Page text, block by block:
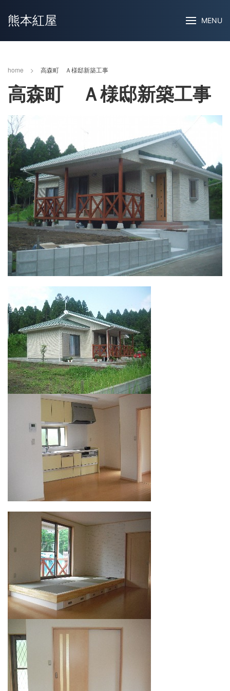
熊本紅屋 MENU
home > 高森町 Ａ様邸新築工事
高森町 Ａ様邸新築工事